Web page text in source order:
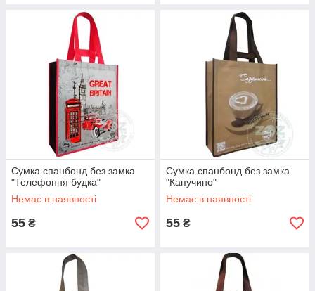
Сумка спанбонд без замка
"Телефоння будка"
Немає в наявності
55 ₴
Сумка спанбонд без замка
"Капучино"
Немає в наявності
55 ₴